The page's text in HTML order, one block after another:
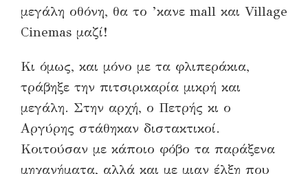
μεγάλη οθόνη, θα το ’κανε mall και Village
Cinemas μαζί!
Κι όμως, και μόνο με τα φλιπεράκια,
τράβηξε την πιτσιρικαρία μικρή και
μεγάλη. Στην αρχή, ο Πετρής κι ο
Αργύρης στάθηκαν διστακτικοί.
Κοιτούσαν με κάποιο φόβο τα παράξενα
μηχανήματα, αλλά και με μιαν έλξη που